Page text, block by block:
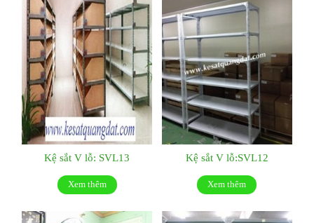
Kệ sắt V lỗ: SVL13
Xem thêm
Kệ sắt V lỗ:SVL12
Xem thêm